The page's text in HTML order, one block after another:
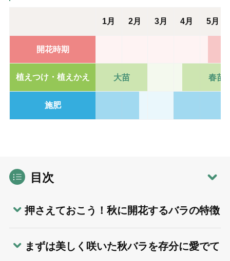
1月 2月 3月 4月 5月
開花時期
植えつけ・植えかえ 大苗 春苗
施肥
目次
押さえておこう！秋に開花するバラの特徴
まずは美しく咲いた秋バラを存分に愛でて